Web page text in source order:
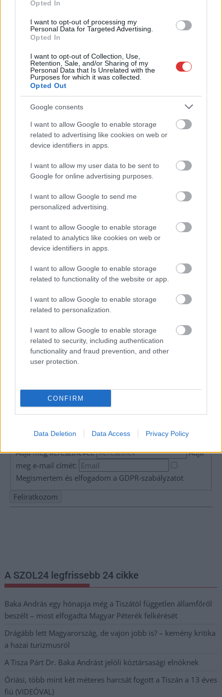
Opted In
I want to opt-out of processing my
Personal Data for Targeted Advertising.
Opted In
I want to opt-out of Collection, Use,
Retention, Sale, and/or Sharing of my
Personal Data that Is Unrelated with the
Purposes for which it was collected.
Opted Out
Google consents
I want to allow Google to enable storage
related to advertising like cookies on web or
device identifiers in apps.
I want to allow my user data to be sent to
Google for online advertising purposes.
I want to allow Google to send me
personalized advertising.
I want to allow Google to enable storage
related to analytics like cookies on web or
device identifiers in apps.
I want to allow Google to enable storage
related to functionality of the website or app.
I want to allow Google to enable storage
related to personalization.
I want to allow Google to enable storage
related to security, including authentication
functionality and fraud prevention, and other
user protection.
CONFIRM
Data Deletion Data Access Privacy Policy
hogy magyar
labdarúgó-válogatott
edző szombaton az M4
Sport csatornán leszögezte, 2020 szeptemberétől hihetetlen
és fantasztikus eredményeket értek el, amelyek örökre
megmaradnak a magyar labdarúgás történelemkönyvében. A
szurkolók mindig emlékezni fognak rájuk, de most már a
tavaly kétszer játszottak Albániával, és mindkétszer kikaptak,
ez a legfőbb oka annak, hogy csak a televízióban nézhették a
katari világbajnokságot. Hozzátette, az Európa-bajnokságon
ott voltak, és annak az emléke igazán szép, még…
albánia,katar,labdarúgás
Hírlevél feliratkozás
Adja meg keresztnevét:
Adja
meg e-mail címét:
Megismertem és elfogadom a GDPR-szabályzatot
A SZOL24 legfrissebb 24 cikke
Baka András egy hónapja még a Tiszától független államfőről
beszélt – most elfogadta Magyar Péterék felkérését
Drágább lett Magyarország, de vajon jobb is? – kemény kritika
a hazai turizmusról
A Tisza Párt Dr. Baka Andrást jelöli köztársasági elnöknek
Óriási, több mint két méteres harcsát fogott a Tiszán a 13 éves
fiú (VIDEÓVAL)